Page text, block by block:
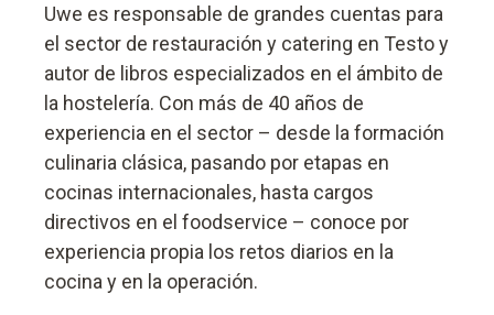
Uwe es responsable de grandes cuentas para
el sector de restauración y catering en Testo y
autor de libros especializados en el ámbito de
la hostelería. Con más de 40 años de
experiencia en el sector – desde la formación
culinaria clásica, pasando por etapas en
cocinas internacionales, hasta cargos
directivos en el foodservice – conoce por
experiencia propia los retos diarios en la
cocina y en la operación.